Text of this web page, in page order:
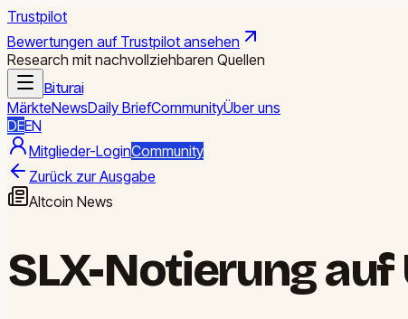
Trustpilot
Bewertungen auf Trustpilot ansehen
Research mit nachvollziehbaren Quellen
Biturai
MärkteNewsDaily BriefCommunityÜber uns
DEEN
Mitglieder-LoginCommunity
Zurück zur Ausgabe
Altcoin News
SLX-Notierung